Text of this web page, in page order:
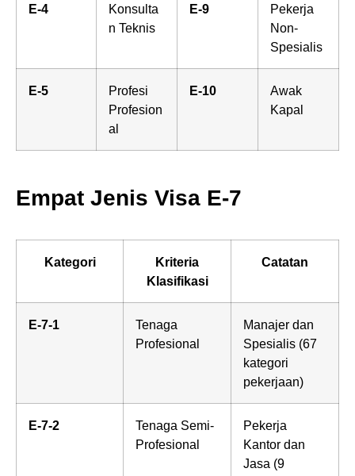
E-4
Konsulta
n Teknis
E-9
Pekerja
Non-
Spesialis
E-5
Profesi
Profesion
al
E-10
Awak
Kapal
Empat Jenis Visa E-7
Kategori
Kriteria
Klasifikasi
Catatan
E-7-1
Tenaga
Profesional
Manajer dan
Spesialis (67
kategori
pekerjaan)
E-7-2
Tenaga Semi-
Profesional
Pekerja
Kantor dan
Jasa (9